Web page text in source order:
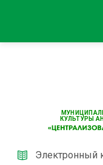
КУЛЬТУРЫ
Электронный